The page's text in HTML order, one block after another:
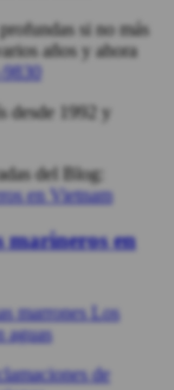
si no más
años y ahora
desde 1992 y
del Blog:
marineros en
marrones Los
aguas